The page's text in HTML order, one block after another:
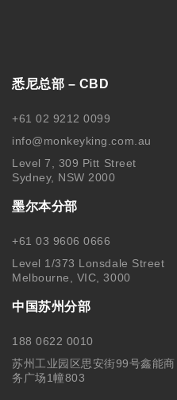
悉尼总部 – CBD
+61 02 9212 0099
info@monkeyking.com.au
Level 7, 309 Pitt Street
Sydney, NSW 2000
墨尔本分部
+61 03 9606 0666
Level 1/373 Lonsdale Street
Melbourne, VIC, 3000
中国苏州分部
188 0622 0010
苏州工业园区思安街99号鑫能商
务广场1幢803